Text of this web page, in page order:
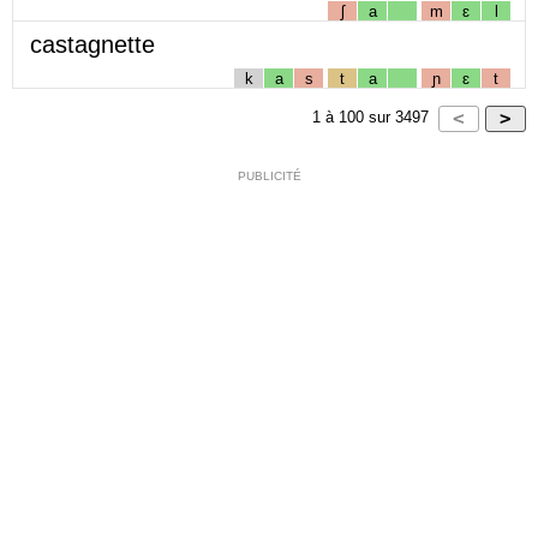
ʃ a m ɛ l
castagnette
k a s t a ɲ ɛ t
1 à 100 sur 3497
PUBLICITÉ